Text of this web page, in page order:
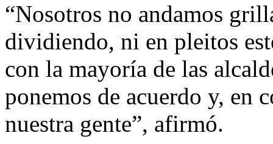
“Nosotros no andamos
dividiendo, ni en pleitos
con la mayoría de las
ponemos de acuerdo y, en
nuestra gente”, afirmó.